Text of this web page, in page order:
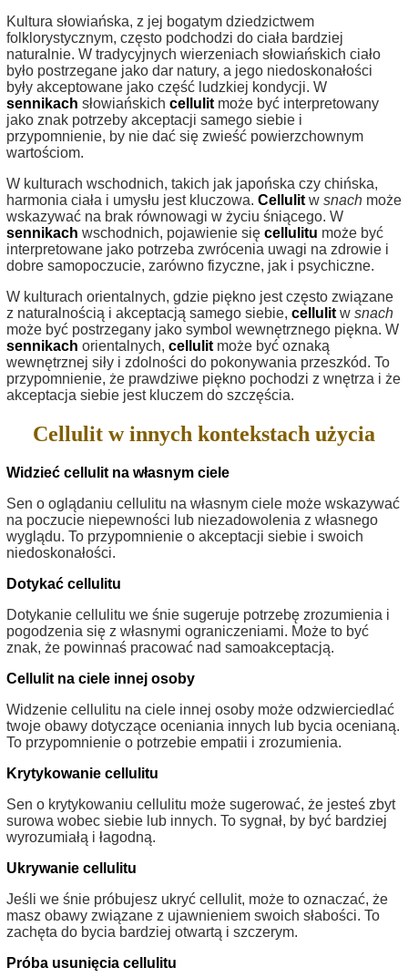
Kultura słowiańska, z jej bogatym dziedzictwem
folklorystycznym, często podchodzi do ciała bardziej
naturalnie. W tradycyjnych wierzeniach słowiańskich ciało
było postrzegane jako dar natury, a jego niedoskonałości
były akceptowane jako część ludzkiej kondycji. W
sennikach słowiańskich cellulit może być interpretowany
jako znak potrzeby akceptacji samego siebie i
przypomnienie, by nie dać się zwieść powierzchownym
wartościom.
W kulturach wschodnich, takich jak japońska czy chińska,
harmonia ciała i umysłu jest kluczowa. Cellulit w snach może
wskazywać na brak równowagi w życiu śniącego. W
sennikach wschodnich, pojawienie się cellulitu może być
interpretowane jako potrzeba zwrócenia uwagi na zdrowie i
dobre samopoczucie, zarówno fizyczne, jak i psychiczne.
W kulturach orientalnych, gdzie piękno jest często związane
z naturalnością i akceptacją samego siebie, cellulit w snach
może być postrzegany jako symbol wewnętrznego piękna. W
sennikach orientalnych, cellulit może być oznaką
wewnętrznej siły i zdolności do pokonywania przeszkód. To
przypomnienie, że prawdziwe piękno pochodzi z wnętrza i że
akceptacja siebie jest kluczem do szczęścia.
Cellulit w innych kontekstach użycia
Widzieć cellulit na własnym ciele
Sen o oglądaniu cellulitu na własnym ciele może wskazywać
na poczucie niepewności lub niezadowolenia z własnego
wyglądu. To przypomnienie o akceptacji siebie i swoich
niedoskonałości.
Dotykać cellulitu
Dotykanie cellulitu we śnie sugeruje potrzebę zrozumienia i
pogodzenia się z własnymi ograniczeniami. Może to być
znak, że powinnaś pracować nad samoakceptacją.
Cellulit na ciele innej osoby
Widzenie cellulitu na ciele innej osoby może odzwierciedlać
twoje obawy dotyczące oceniania innych lub bycia ocenianą.
To przypomnienie o potrzebie empatii i zrozumienia.
Krytykowanie cellulitu
Sen o krytykowaniu cellulitu może sugerować, że jesteś zbyt
surowa wobec siebie lub innych. To sygnał, by być bardziej
wyrozumiałą i łagodną.
Ukrywanie cellulitu
Jeśli we śnie próbujesz ukryć cellulit, może to oznaczać, że
masz obawy związane z ujawnieniem swoich słabości. To
zachęta do bycia bardziej otwartą i szczerym.
Próba usunięcia cellulitu